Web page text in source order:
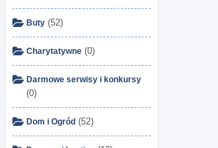
Buty (52)
Charytatywne (0)
Darmowe serwisy i konkursy
(0)
Dom i Ogród (52)